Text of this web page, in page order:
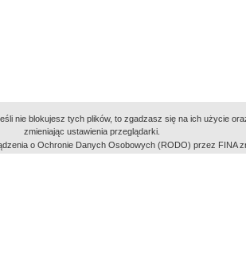
nie blokujesz tych plików, to zgadzasz się na ich użycie
zmieniając ustawienia przeglądarki.
o Ochronie Danych Osobowych (RODO) przez FINA